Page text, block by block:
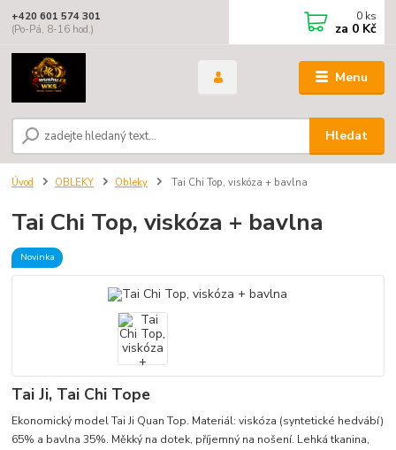
Menu
Hledat
+420 601 574 301
(Po-Pá, 8-16 hod.)
0 ks
za 0 Kč
Úvod OBLEKY Obleky Tai Chi Top, viskóza + bavlna
Tai Chi Top, viskóza + bavlna
Novinka
Tai Ji, Tai Chi Tope
Ekonomický model Tai Ji Quan Top. Materiál: viskóza (syntetické hedvábí)
65% a bavlna 35%. Měkký na dotek, příjemný na nošení. Lehká tkanina,